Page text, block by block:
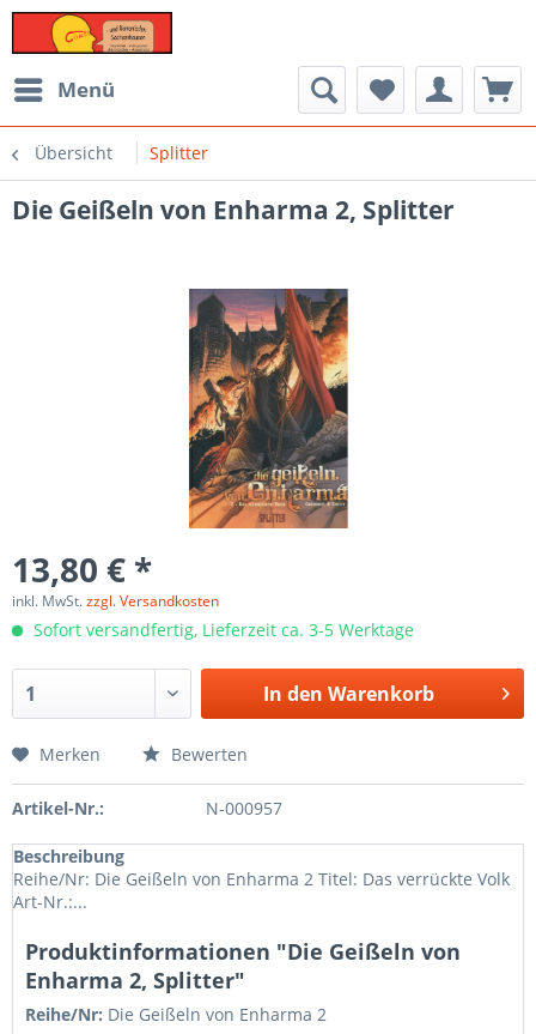
Menü
Übersicht Splitter
Die Geißeln von Enharma 2, Splitter
13,80 € *
inkl. MwSt.zzgl. Versandkosten
Sofort versandfertig, Lieferzeit ca. 3-5 Werktage
In den Warenkorb
Merken Bewerten
Artikel-Nr.: N-000957
Beschreibung
Reihe/Nr: Die Geißeln von Enharma 2 Titel: Das verrückte Volk
Art-Nr.:...
Produktinformationen "Die Geißeln von
Enharma 2, Splitter"
Reihe/Nr: Die Geißeln von Enharma 2